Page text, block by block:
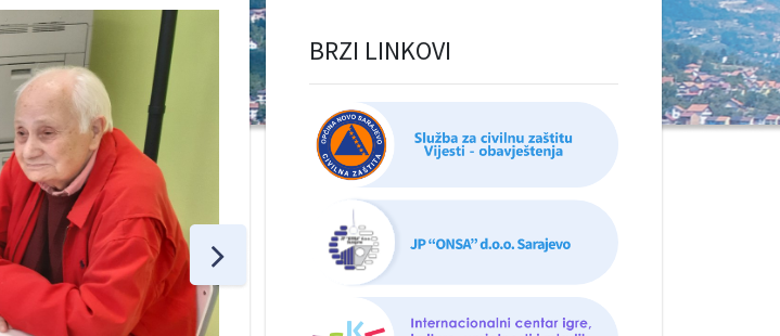
BRZI LINKOVI